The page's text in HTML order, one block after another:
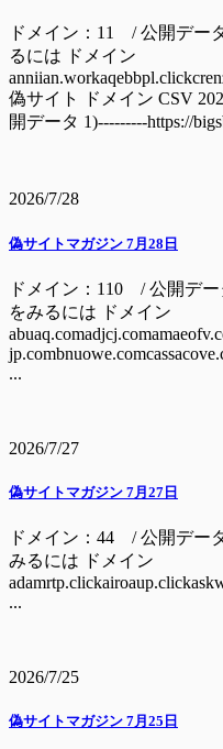
ドメイン：11 / 公開デー
るには ドメイン
偽サイト ドメイン CSV
開データ 1)---------https://
2026/7/28
偽サイトマガジン 7月28日
ドメイン：110 / 公開デ
をみるには ドメイン
...
2026/7/27
偽サイトマガジン 7月27日
ドメイン：44 / 公開デー
みるには ドメイン
...
2026/7/25
偽サイトマガジン 7月25日